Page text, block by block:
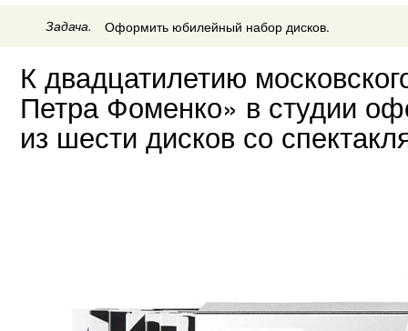
Задача. Оформить юбилейный набор дисков.
К двадцатилетию
Петра Фоменко» в студии
из шести дисков со